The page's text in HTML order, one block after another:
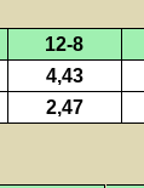
12-8
4,43
2,47